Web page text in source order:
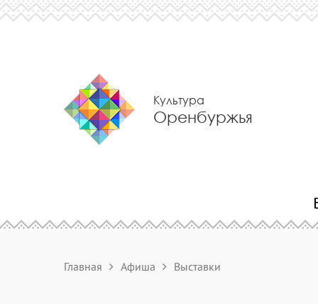
Культура
Оренбуржья
Главная Афиша Выставки